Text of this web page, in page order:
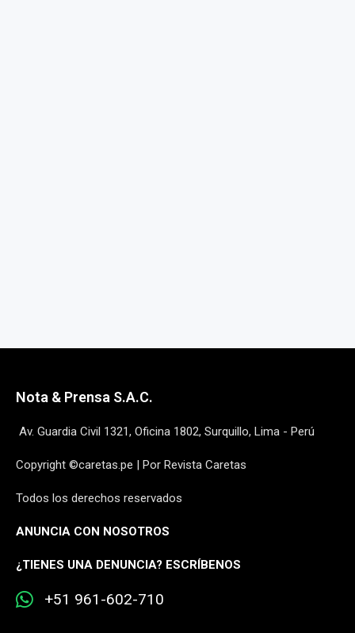
Nota & Prensa S.A.C.
Av. Guardia Civil 1321, Oficina 1802, Surquillo, Lima - Perú
Copyright ©caretas.pe | Por Revista Caretas
Todos los derechos reservados
ANUNCIA CON NOSOTROS
¿TIENES UNA DENUNCIA? ESCRÍBENOS
+51 961-602-710